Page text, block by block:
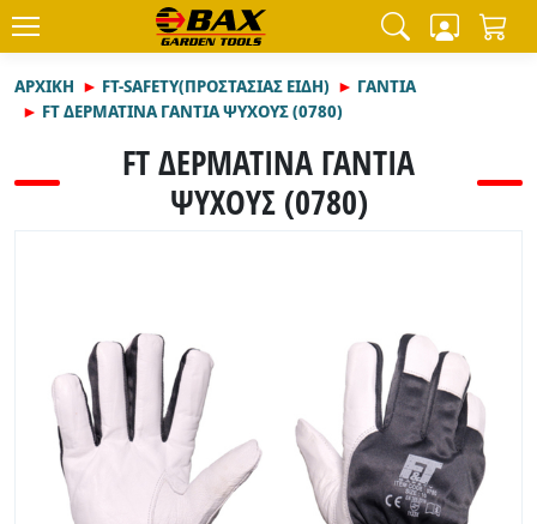
ΑΡΧΙΚΉ FT-SAFETY(ΠΡΟΣΤΑΣΙΑΣ ΕΙΔΗ)
ΓΑΝΤΙΑ
FT ΔΕΡΜΑΤΙΝΑ ΓΑΝΤΙΑ ΨΥΧΟΥΣ (0780)
FT ΔΕΡΜΑΤΙΝΑ ΓΑΝΤΙΑ
ΨΥΧΟΥΣ (0780)